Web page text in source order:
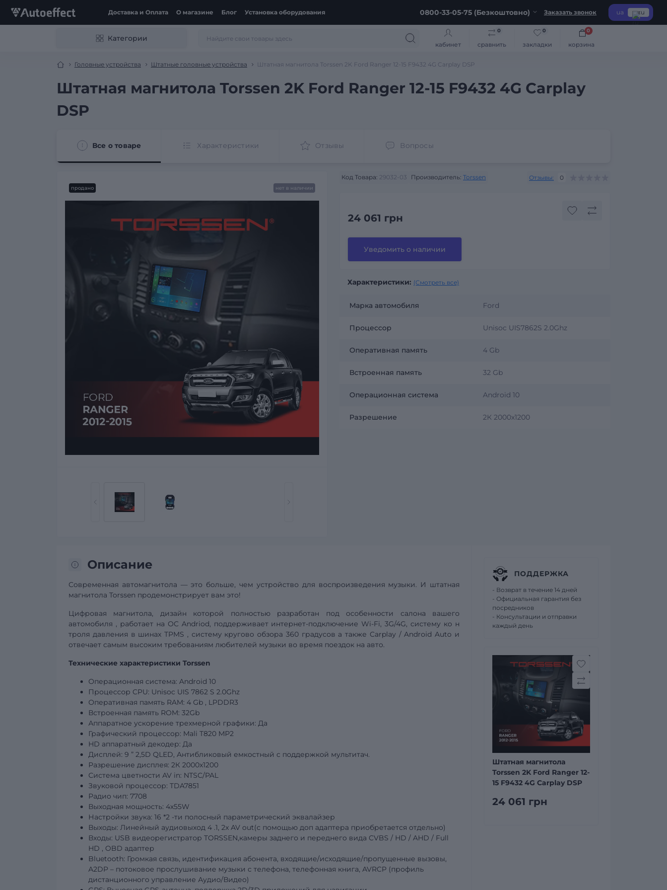
Доставка и Оплата О магазине Блог Установка оборудования 0800-33-05-75 (Безкоштовно) Заказать звонок ua ru
Категории
кабинет сравнить
0
закладки
0
корзина
0
Головные устройства Штатные головные устройства Штатная магнитола Torssen 2K Ford Ranger 12-15 F9432 4G Carplay DSP
Штатная магнитола Torssen 2K Ford Ranger 12-15 F9432 4G Carplay
DSP
Все о товаре Характеристики Отзывы Вопросы
продано нет в наличии
Код Товара: 29032-03 Производитель: Torssen Отзывы: 0
24 061 грн
Уведомить о наличии
Характеристики: (Смотреть все)
Марка автомобиля Ford
Процессор Unisoc UIS7862S 2.0Ghz
Оперативная память 4 Gb
Встроенная память 32 Gb
Операционная система Android 10
Разрешение 2К 2000x1200
Описание
Современная автомагнитола — это больше, чем устройство для воспроизведения музыки. И штатная
магнитола Torssen продемонстрирует вам это!
Цифровая магнитола, дизайн которой полностью разработан под особенности салона вашего
автомобиля , работает на ОС Andriod, поддерживает интернет-подключение Wi-Fi, 3G/4G, систему ко н
троля давления в шинахTPMS , систему кругово обзора 360 градусов а также Carplay / Android Auto и
отвечает самым высоким требованиям любителей музыки во время поездок на авто.
Технические характеристики Torssen
Операционная система: Android 10
Процессор CPU: Unisoc UIS 7862 S 2.0Ghz
Оперативная память RAM: 4 Gb , LPDDR3
Встроенная память ROM: 32Gb
Аппаратное ускорение трехмерной графики: Да
Графический процессор: Mali T820 MP2
HD аппаратный декодер: Да
Дисплей: 9 ” 2,5D QLED, Антибликовый емкостный с поддержкой мультитач.
Разрешение дисплея: 2К 2000х1200
Система цветности AV in: NTSC/PAL
Звуковой процессор: TDA7851
Радио чип: 7708
Выходная мощность: 4х55W
Настройки звука: 16 *2 -ти полосный параметрический эквалайзер
Выходы: Линейный аудиовыход 4 .1, 2x AV out(с помощью доп адаптера приобретается отдельно)
Входы: USB видеорегистратор TORSSEN,камеры заднего и переднего вида CVBS / HD / AHD / Full
HD , OBD адаптер
Bluetooth: Громкая связь, идентификация абонента, входящие/исходящие/пропущенные вызовы,
A2DP – потоковое прослушивание музыки с телефона, телефонная книга, AVRCP (профиль
дистанционного управление Аудио/Видео)
ПОДДЕРЖКА
- Возврат в течение 14 дней
- Официальная гарантия без
посредников
- Консультации и отправки
каждый день
Штатная магнитола
Torssen 2K Ford Ranger 12-
15 F9432 4G Carplay DSP
24 061 грн